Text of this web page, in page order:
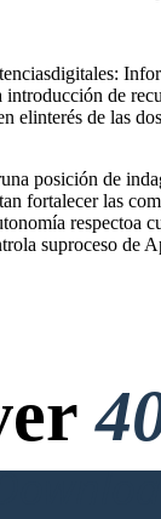
de
elinterés de las
posición de
fortalecer las
respectoa
suproceso de